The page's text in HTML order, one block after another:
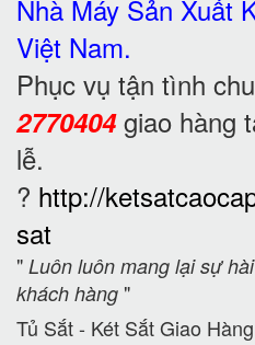
Nhà Máy Sản Xuất
Việt Nam.
Phục vụ tận tình
2770404giao hàng
lễ.
? http://
sat
" Luôn luôn mang lại sự
khách hàng "
Tủ Sắt - Két Sắt Giao